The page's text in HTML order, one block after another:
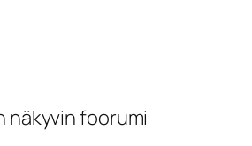
näkyvin foorumi